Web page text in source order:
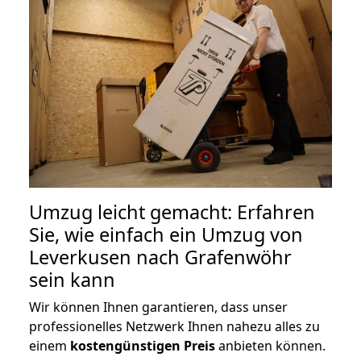
Umzug leicht gemacht: Erfahren
Sie, wie einfach ein Umzug von
Leverkusen nach Grafenwöhr
sein kann
Wir können Ihnen garantieren, dass unser
professionelles Netzwerk Ihnen nahezu alles zu
einem kostengünstigen Preisanbieten können.